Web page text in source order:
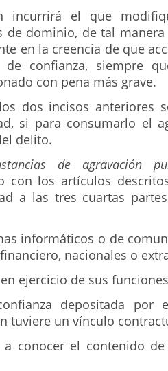
incurrirá el que
de dominio, de tal
en la creencia de que
confianza, siempre
con pena más grave.
dos incisos anteriores
si para consumarlo el
delito.
de agravación
con los artículos
a las tres cuartas
informáticos o de
nacionales o
ejercicio de sus
depositada por
tuviere un vínculo
a conocer el contenido